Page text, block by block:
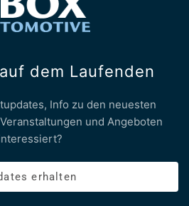
dem Laufenden
Info zu den neuesten
und Angeboten
erhalten